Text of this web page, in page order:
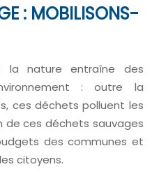
: MOBILISONS-
la nature entraîne des
: outre la
ces déchets polluent les
de ces déchets sauvages
des communes et
citoyens.